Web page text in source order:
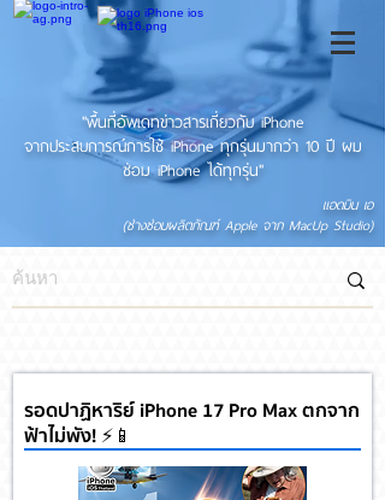
"พื้นที่อัพเดทข่าวสารเกี่ยวกับ iPhone
จากประสบการณ์การใช้ iPhone ทุกรุ่นมากว่า 10 ปี ผม
ซ่อม iPhone ได้ทุกรุ่น"
แอดมิน เอ
(ช่างซ่อมผลิตภัณฑ์ Apple จาก MacUp Studio)
รอดปาฏิหาริย์ iPhone 17 Pro Max ตกจาก
ฟ้าไม่พัง! ⚡📱